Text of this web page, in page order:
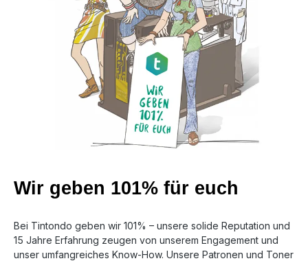
Wir geben 101% für euch
Bei Tintondo geben wir 101% – unsere solide Reputation und
15 Jahre Erfahrung zeugen von unserem Engagement und
unser umfangreiches Know-How. Unsere Patronen und Toner